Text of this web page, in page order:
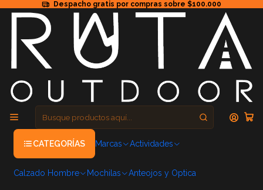
Despacho gratis por compras sobre $100.000
CATEGORÍAS Marcas Actividades
Calzado Hombre Mochilas Anteojos y Optica